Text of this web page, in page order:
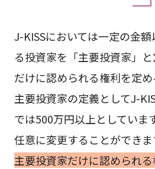
J-KISSにおいては一定の金
る投資家を「主要投資家」
だけに認められる権利を定め
主要投資家の定義としてJ-
では500万円以上としていま
任意に変更することができま
主要投資家だけに認められ